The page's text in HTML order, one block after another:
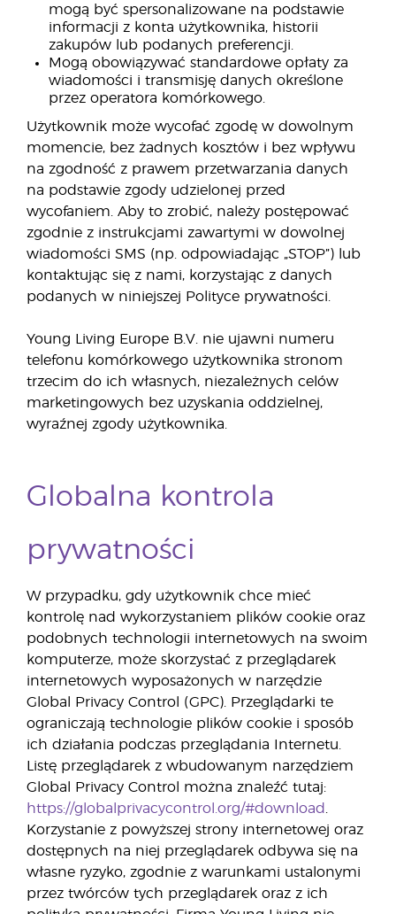
mogą być spersonalizowane na podstawie
informacji z konta użytkownika, historii
zakupów lub podanych preferencji.
Mogą obowiązywać standardowe opłaty za
wiadomości i transmisję danych określone
przez operatora komórkowego.
Użytkownik może wycofać zgodę w dowolnym
momencie, bez żadnych kosztów i bez wpływu
na zgodność z prawem przetwarzania danych
na podstawie zgody udzielonej przed
wycofaniem. Aby to zrobić, należy postępować
zgodnie z instrukcjami zawartymi w dowolnej
wiadomości SMS (np. odpowiadając „STOP”) lub
kontaktując się z nami, korzystając z danych
podanych w niniejszej Polityce prywatności.
Young Living Europe B.V. nie ujawni numeru
telefonu komórkowego użytkownika stronom
trzecim do ich własnych, niezależnych celów
marketingowych bez uzyskania oddzielnej,
wyraźnej zgody użytkownika.
Globalna kontrola
prywatności
W przypadku, gdy użytkownik chce mieć
kontrolę nad wykorzystaniem plików cookie oraz
podobnych technologii internetowych na swoim
komputerze, może skorzystać z przeglądarek
internetowych wyposażonych w narzędzie
Global Privacy Control (GPC). Przeglądarki te
ograniczają technologie plików cookie i sposób
ich działania podczas przeglądania Internetu.
Listę przeglądarek z wbudowanym narzędziem
Global Privacy Control można znaleźć tutaj:
https://globalprivacycontrol.org/#download
Korzystanie z powyższej strony internetowej oraz
dostępnych na niej przeglądarek odbywa się na
własne ryzyko, zgodnie z warunkami ustalonymi
przez twórców tych przeglądarek oraz z ich